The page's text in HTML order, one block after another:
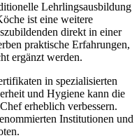
Lehrlingsausbildung
ist eine weitere
direkt in einer
praktische Erfahrungen,
ergänzt werden.
in spezialisierten
und Hygiene kann die
erheblich verbessern.
Institutionen und